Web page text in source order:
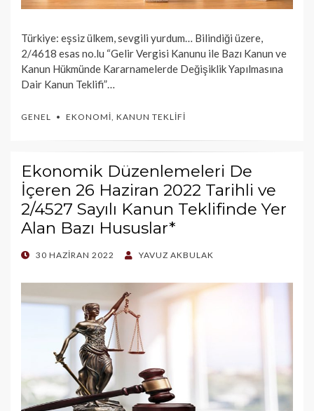
Türkiye: eşsiz ülkem, sevgili yurdum… Bilindiği üzere,
2/4618 esas no.lu “Gelir Vergisi Kanunu ile Bazı Kanun ve
Kanun Hükmünde Kararnamelerde Değişiklik Yapılmasına
Dair Kanun Teklifi”…
GENEL EKONOMI KANUN TEKLIFI
Ekonomik Düzenlemeleri De
İçeren 26 Haziran 2022 Tarihli ve
2/4527 Sayılı Kanun Teklifinde Yer
Alan Bazı Hususlar*
POSTED
30 HAZIRAN 2022 YAVUZ AKBULAK